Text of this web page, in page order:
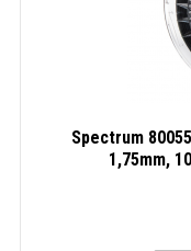
Spectrum
1,75mm,